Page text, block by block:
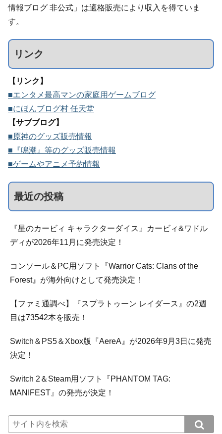
情報ブログ 非公式」は適格販売により収入を得ていま
す。
リンク
【リンク】
■エンタメ最高マンの家庭用ゲームブログ
■にほんブログ村 任天堂
【サブブログ】
■原神のグッズ販売情報
■『鳴潮』等のグッズ販売情報
■ゲームやアニメ予約情報
最近の投稿
『星のカービィ キャラクターダイス』カービィ&ワドル
ディが2026年11月に発売決定！
コンソール＆PC用ソフト『Warrior Cats: Clans of the
Forest』が海外向けとして発売決定！
【ファミ通調べ】『スプラトゥーン レイダース』の2週
目は73542本を販売！
Switch＆PS5＆Xbox版『AereA』が2026年9月3日に発売
決定！
Switch 2＆Steam用ソフト『PHANTOM TAG:
MANIFEST』の発売が決定！